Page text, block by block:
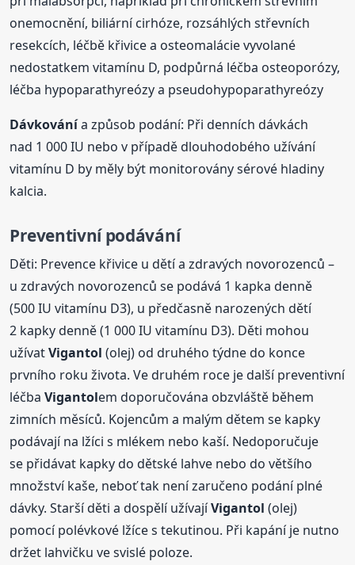
onemocnění, biliární cirhóze, rozsáhlých střevních
resekcích, léčbě křivice a osteomalácie vyvolané
nedostatkem vitamínu D, podpůrná léčba osteoporózy,
léčba hypoparathyreózy a pseudohypoparathyreózy
Dávkovánía způsob podání: Při denních dávkách
nad 1 000 IU nebo v případě dlouhodobého užívání
vitamínu D by měly být monitorovány sérové hladiny
kalcia.
Preventivní podávání
Děti: Prevence křivice u dětí a zdravých novorozenců –
u zdravých novorozenců se podává 1 kapka denně
(500 IU vitamínu D3), u předčasně narozených dětí
2 kapky denně (1 000 IU vitamínu D3). Děti mohou
užívatVigantol (olej) od druhého týdne do konce
prvního roku života. Ve druhém roce je další preventivní
léčbaVigantolem doporučována obzvláště během
zimních měsíců. Kojencům a malým dětem se kapky
podávají na lžíci s mlékem nebo kaší. Nedoporučuje
se přidávat kapky do dětské lahve nebo do většího
množství kaše, neboť tak není zaručeno podání plné
dávky. Starší děti a dospělí užívajíVigantol (olej)
pomocí polévkové lžíce s tekutinou. Při kapání je nutno
držet lahvičku ve svislé poloze.